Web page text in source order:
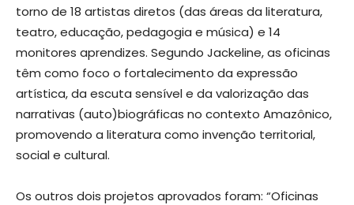
torno de 18 artistas diretos (das áreas da literatura,
teatro, educação, pedagogia e música) e 14
monitores aprendizes. Segundo Jackeline, as oficinas
têm como foco o fortalecimento da expressão
artística, da escuta sensível e da valorização das
narrativas (auto)biográficas no contexto Amazônico,
promovendo a literatura como invenção territorial,
social e cultural.
Os outros dois projetos aprovados foram: “Oficinas